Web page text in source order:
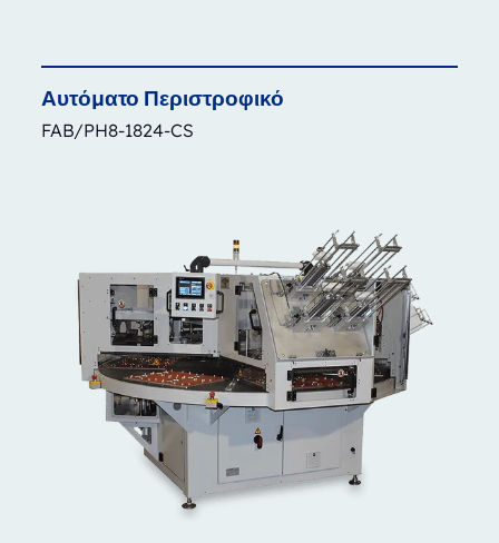
Αυτόματο Περιστροφικό
FAB/PH8-1824-CS